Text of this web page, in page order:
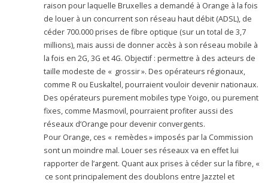
raison pour laquelle Bruxelles a demandé à Orange à la fois
de louer à un concurrent son réseau haut débit (ADSL), de
céder 700.000 prises de fibre optique (sur un total de 3,7
millions), mais aussi de donner accès à son réseau mobile à
la fois en 2G, 3G et 4G. Objectif : permettre à des acteurs de
taille modeste de « grossir ». Des opérateurs régionaux,
comme R ou Euskaltel, pourraient vouloir devenir nationaux.
Des opérateurs purement mobiles type Yoigo, ou purement
fixes, comme Masmovil, pourraient profiter aussi des
réseaux d’Orange pour devenir convergents.
Pour Orange, ces « remèdes » imposés par la Commission
sont un moindre mal. Louer ses réseaux va en effet lui
rapporter de l’argent. Quant aux prises à céder sur la fibre, «
ce sont principalement des doublons entre Jazztel et